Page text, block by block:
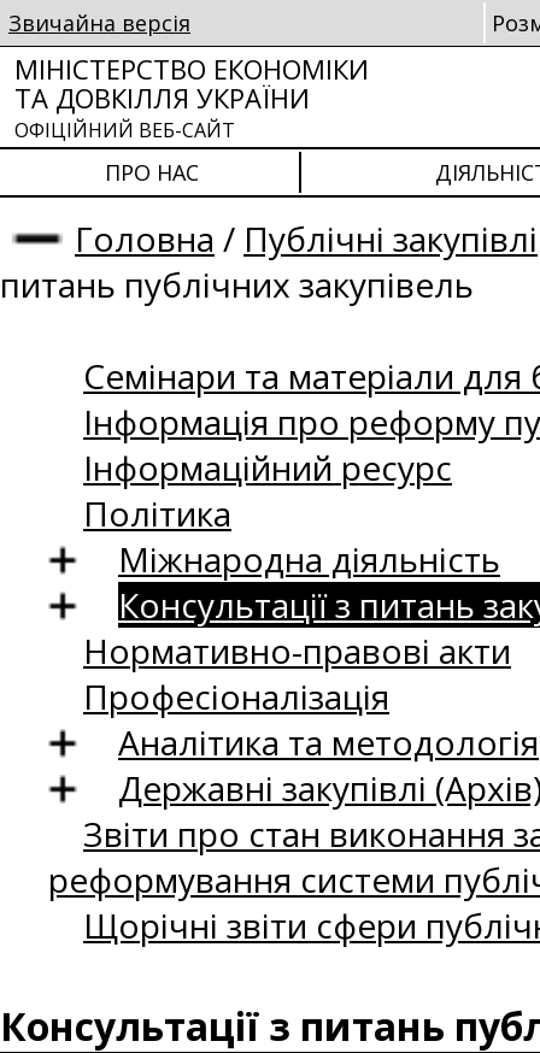
Звичайна версія
МІНІСТЕРСТВО ЕКОНОМІКИ
ТА ДОВКІЛЛЯ УКРАЇНИ
ОФІЦІЙНИЙ ВЕБ-САЙТ
ПРО НАС
Головна / Публічні закупівлі
питань публічних закупівель
Семінари та матеріали для
Інформація про реформу
Інформаційний ресурс
Політика
Міжнародна діяльність
Консультації з питань
Нормативно-правові акти
Професіоналізація
Аналітика та методологія
Державні закупівлі
Звіти про стан виконання
реформування системи
Щорічні звіти сфери
Консультації з питань